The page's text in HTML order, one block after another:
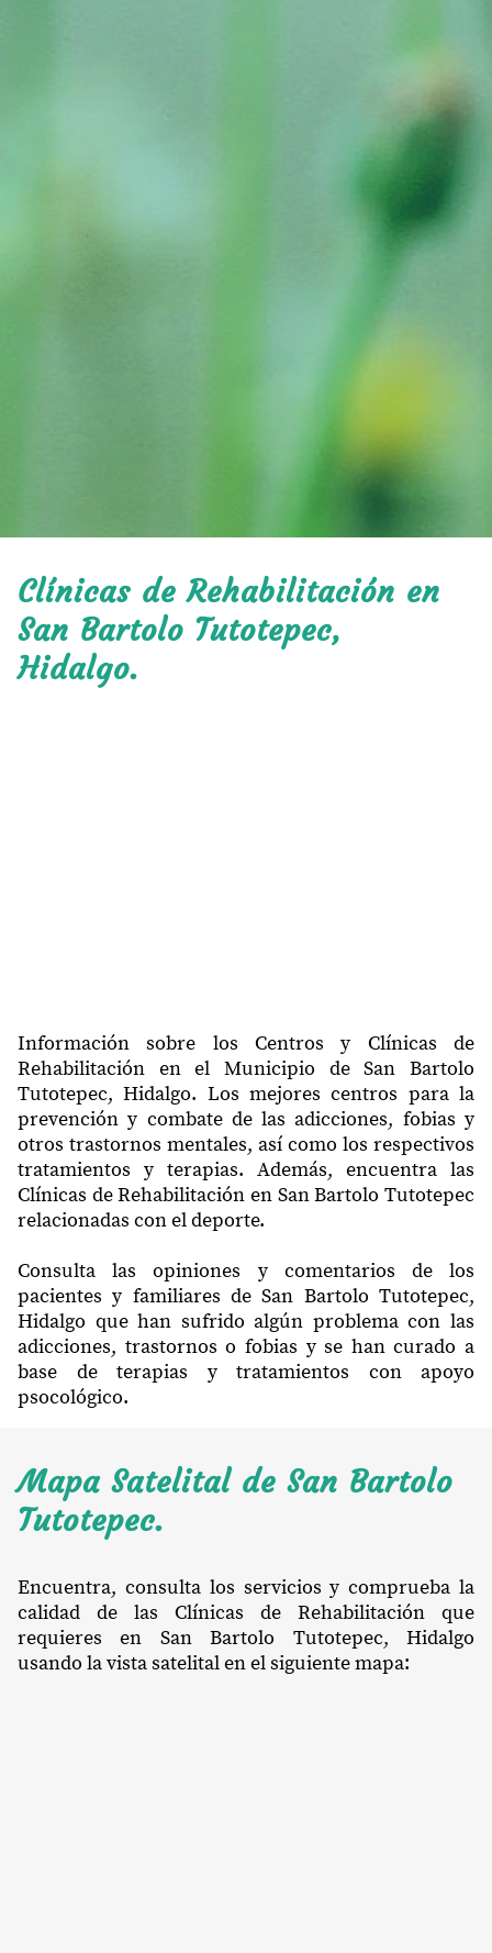
Clínicas de Rehabilitación en
San Bartolo Tutotepec,
Hidalgo.
Información sobre los Centros y Clínicas de
Rehabilitación en el Municipio de San Bartolo
Tutotepec, Hidalgo. Los mejores centros para la
prevención y combate de las adicciones, fobias y
otros trastornos mentales, así como los respectivos
tratamientos y terapias. Además, encuentra las
Clínicas de Rehabilitación en San Bartolo Tutotepec
relacionadas con el deporte.
Consulta las opiniones y comentarios de los
pacientes y familiares de San Bartolo Tutotepec,
Hidalgo que han sufrido algún problema con las
adicciones, trastornos o fobias y se han curado a
base de terapias y tratamientos con apoyo
psocológico.
Mapa Satelital de San Bartolo
Tutotepec.
Encuentra, consulta los servicios y comprueba la
calidad de las Clínicas de Rehabilitación que
requieres en San Bartolo Tutotepec, Hidalgo
usando la vista satelital en el siguiente mapa: